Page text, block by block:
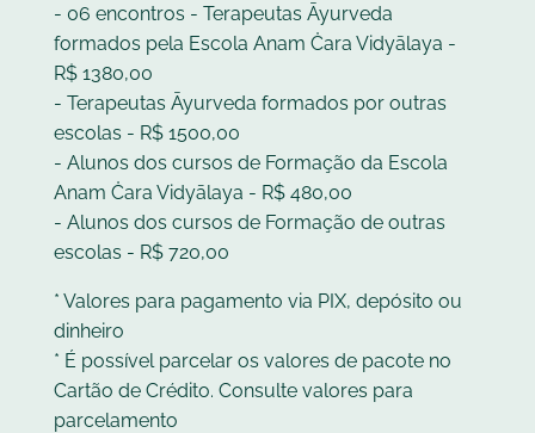
- 06 encontros - Terapeutas Āyurveda
formados pela Escola Anam Ċara Vidyālaya -
R$ 1380,00
- Terapeutas Āyurveda formados por outras
escolas - R$ 1500,00
- Alunos dos cursos de Formação da Escola
Anam Ċara Vidyālaya - R$ 480,00
- Alunos dos cursos de Formação de outras
escolas - R$ 720,00
* Valores para pagamento via PIX, depósito ou
dinheiro
* É possível parcelar os valores de pacote no
Cartão de Crédito. Consulte valores para
parcelamento